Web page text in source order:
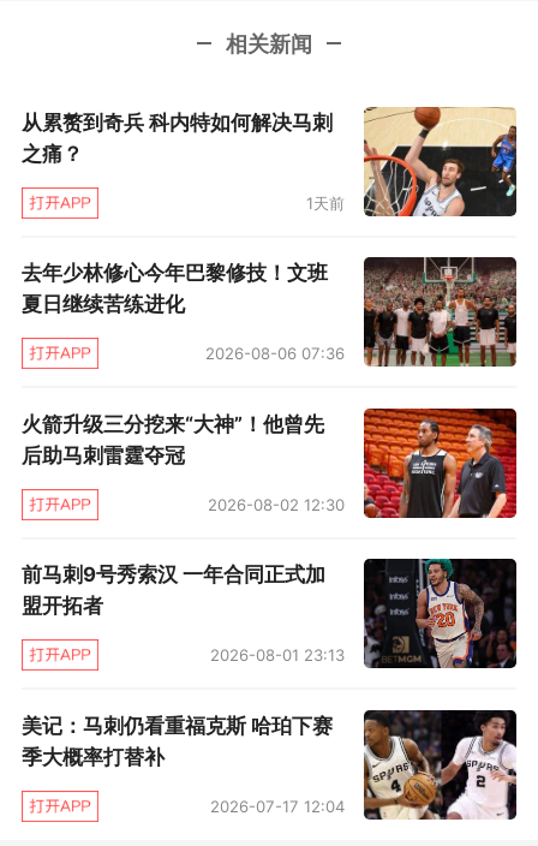
意通过摆烂拿到状元签从而选中的球员。
邓肯在1999年的总决赛首战轰下33分16篮板2助
攻2抢断2盖帽，率领马刺以89比77击败尼克斯。
当年的尼克斯在尤因受伤缺阵的情况下，仍然有
邓肯作为一位NBA的二年级生统治了内线，风头
也盖过了队友“海军上将”大卫·罗宾逊。那一战，
赛场均得到27.4分14.0篮板2.4助攻1.0抢断2.2盖
帽，以无可争议的表现加冕总决赛MVP。
样。自从文班亚马在西决G1轰下41分24篮板之
后，许多人认为，文班或许在提前开启属于他的
时代。
文班亚马的天赋会让无数与他同处一个时代的球
星们绝望。正如马龙、巴克利与乔丹处在一个时
代是不幸的。
相关新闻
从累赘到奇兵 科内特如何解决马刺
之痛？
1天前
去年少林修心今年巴黎修技！文班
夏日继续苦练进化
2026-08-06 07:36
火箭升级三分挖来“大神”！他曾先
后助马刺雷霆夺冠
2026-08-02 12:30
前马刺9号秀索汉 一年合同正式加
盟开拓者
2026-08-01 23:13
美记：马刺仍看重福克斯 哈珀下赛
季大概率打替补
2026-07-17 12:04